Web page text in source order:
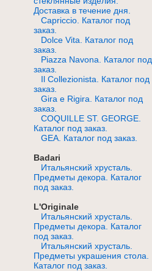
Доставка в течение дня.
Capriccio. Каталог под
заказ.
Dolce Vita. Каталог под
заказ.
Piazza Navona. Каталог под
заказ.
Il Collezionista. Каталог под
заказ.
Gira e Rigira. Каталог под
заказ.
COQUILLE ST. GEORGE.
Каталог под заказ.
GEA. Каталог под заказ.
Badari
Итальянский хрусталь.
Предметы декора. Каталог
под заказ.
L'Originale
Итальянский хрусталь.
Предметы декора. Каталог
под заказ.
Итальянский хрусталь.
Предметы украшения стола.
Каталог под заказ.